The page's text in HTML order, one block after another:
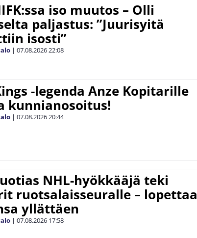
iso muutos – Olli
paljastus: ”Juurisyitä
isosti”
| 07.08.202622:08
-legenda Anze Kopitarille
kunnianosoitus!
| 07.08.202620:44
NHL-hyökkääjä teki
ruotsalaisseuralle – lopettaa
yllättäen
| 07.08.2026 17:58